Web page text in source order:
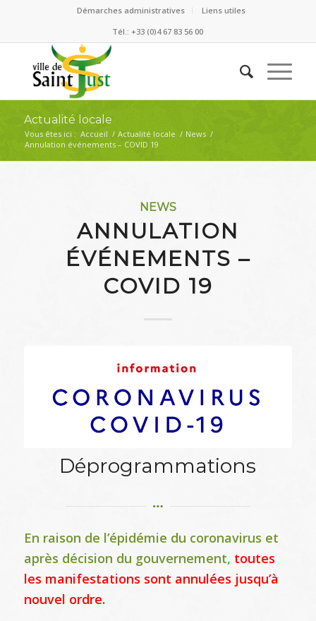
Démarches administratives
Liens utiles
Tél.: +33 (0)4 67 83 56 00
Actualité locale
Vous êtes ici : Accueil / Actualité locale / News /
Annulation événements – COVID 19
NEWS
ANNULATION
ÉVÉNEMENTS –
COVID 19
Déprogrammations
En raison de l’épidémie du coronavirus et
après décision du gouvernement, toutes
les manifestations sont annulées jusqu’à
nouvel ordre.